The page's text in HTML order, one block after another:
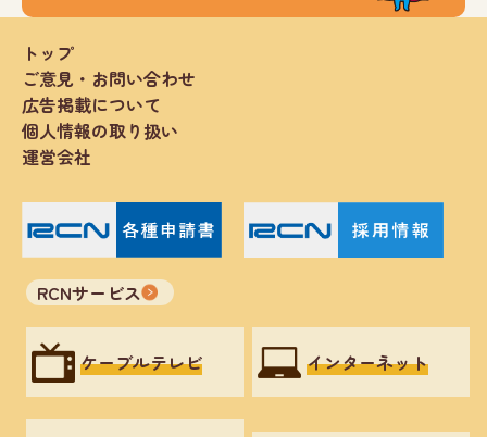
トップ
ご意見・お問い合わせ
広告掲載について
個人情報の取り扱い
運営会社
RCNサービス
ケーブルテレビ インターネット